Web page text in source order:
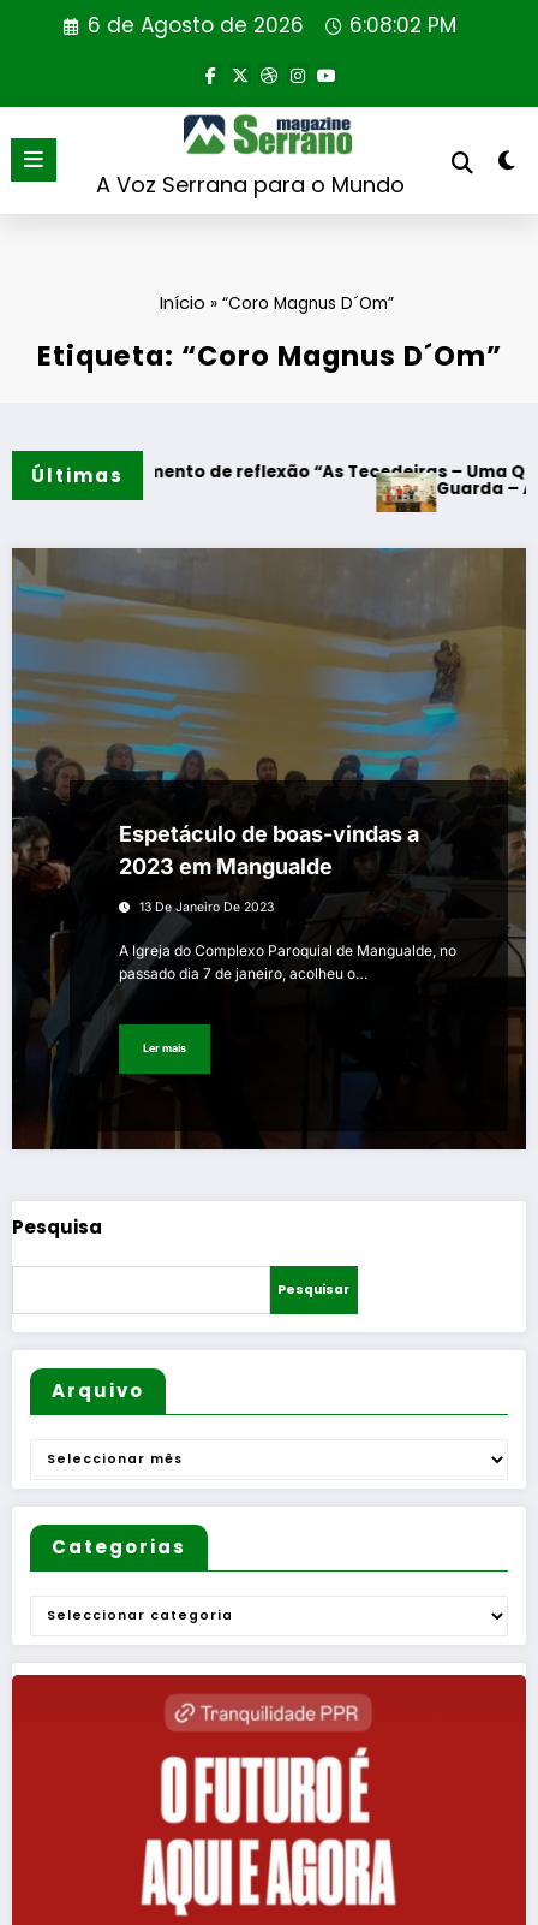
6 de Agosto de 2026 6:08:02 PM
A Voz Serrana para o Mundo
Início »“Coro Magnus D´Om”
Etiqueta: “Coro Magnus D´Om”
Últimas
Momento de reflexão “As Tecedeiras – Uma Questão de
Guarda –
Espetáculo de boas-vindas a
2023 em Mangualde
13 De Janeiro De 2023
A Igreja do Complexo Paroquial de Mangualde, no
passado dia 7 de janeiro, acolheu o…
Ler mais
Pesquisa
Pesquisar
Arquivo
Arquivo
Categorias
Categorias